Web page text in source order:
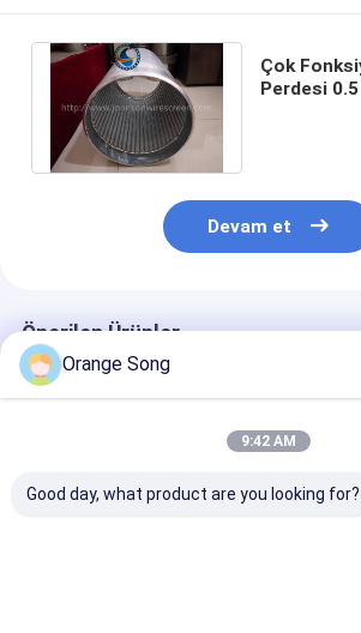
Çok
Perdesi
Devam et
Önerilen Ürünler
Orange Song
9:42 AM
Good day, what product are you looking for?